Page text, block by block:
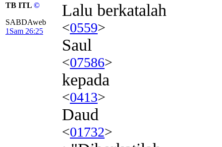
TB ITL ©
SABDAweb
1Sam 26:25
Lalu berkatalah
<0559>
Saul
<07586>
kepada
<0413>
Daud
<01732>